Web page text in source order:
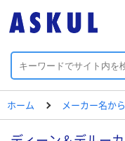
ホーム メーカー名から